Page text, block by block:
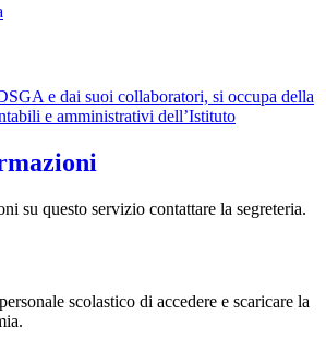
e dai suoi collaboratori, si occupa della
e amministrativi dell’Istituto
su questo servizio contattare la segreteria.
scolastico di accedere e scaricare la